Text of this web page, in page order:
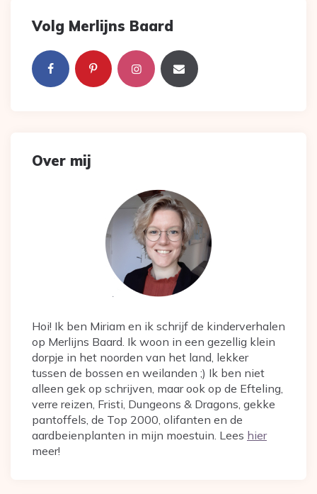
Volg Merlijns Baard
Over mij
Hoi! Ik ben Miriam en ik schrijf de kinderverhalen
op Merlijns Baard. Ik woon in een gezellig klein
dorpje in het noorden van het land, lekker
tussen de bossen en weilanden ;) Ik ben niet
alleen gek op schrijven, maar ook op de Efteling,
verre reizen, Fristi, Dungeons & Dragons, gekke
pantoffels, de Top 2000, olifanten en de
aardbeienplanten in mijn moestuin. Lees hier
meer!